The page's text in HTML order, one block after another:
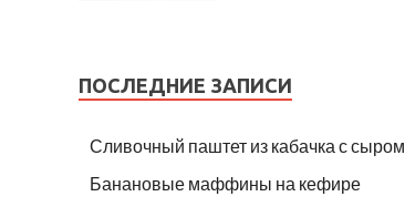
ПОСЛЕДНИЕ ЗАПИСИ
Сливочный паштет из кабачка с сыром
Банановые маффины на кефире